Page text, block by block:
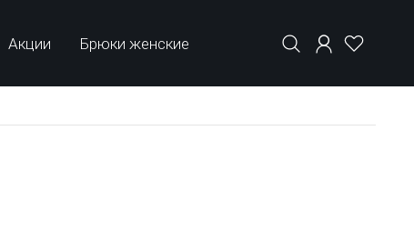
Акции Брюки женские